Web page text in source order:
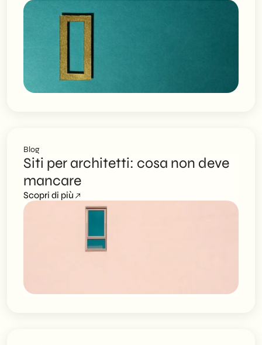
Blog
Siti per architetti: cosa non deve
mancare
Scopri di più